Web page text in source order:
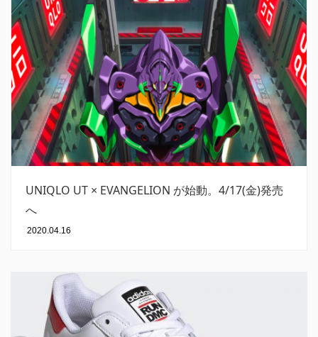
UNIQLO UT × EVANGELION が始動。4/17(金)発売
へ
2020.04.16